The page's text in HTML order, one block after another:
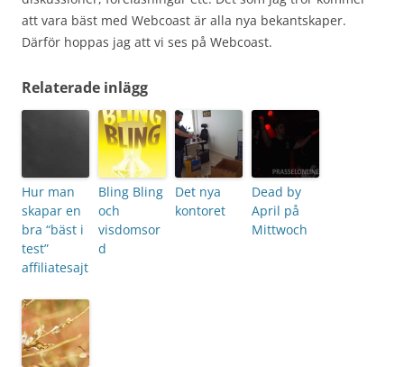
att vara bäst med Webcoast är alla nya bekantskaper.
Därför hoppas jag att vi ses på Webcoast.
Relaterade inlägg
Hur man
skapar en
bra “bäst i
test”
affiliatesajt
Bling Bling
och
visdomsor
d
Det nya
kontoret
Dead by
April på
Mittwoch